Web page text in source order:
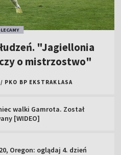
"Jagiellonia
o mistrzostwo"
/ PKO BP EKSTRAKLASA
walki Gamrota. Został
[WIDEO]
Oregon: oglądaj 4. dzień